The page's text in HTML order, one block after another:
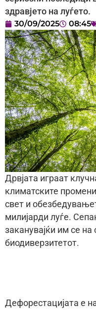
здравјето на луѓето.
30/09/2025 08:45
Дрвјата играат
климатските
свет и
милијарди луѓе.
заканувајќи им се на
биодиверзитетот.
Дефорестацијата е